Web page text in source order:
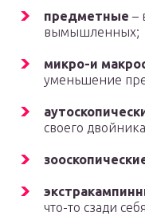
предметные –
вымышленных;
микро-и
уменьшение
своего
что-то сзади